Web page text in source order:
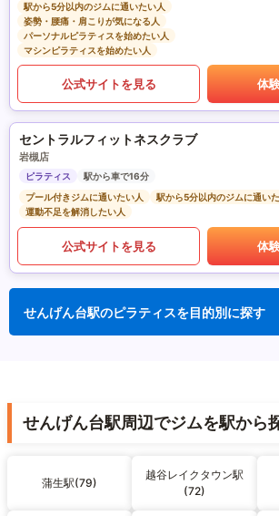
駅から5分以内のジムに通いたい人
姿勢・腰痛・肩こりが気になる人
パーソナルピラティスを始めたい人
マシンピラティスを始めたい人
公式サイトを見る 体
セントラルフィットネスクラブ
岩槻店
ピラティス
駅から車で16分
プール付きジムに通いたい人
駅から5分以内のジムに通い
運動不足を解消したい人
公式サイトを見る 体
せんげん台駅のピラティスを目的別に探す
せんげん台駅周辺でジムを駅から
蒲生駅(79)
越谷レイクタウン駅
(72)